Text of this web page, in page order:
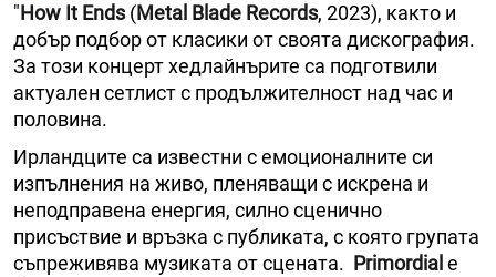
"How It Ends (Metal Blade Records, 2023), както и
добър подбор от класики от своята дискография.
За този концерт хедлайнърите са подготвили
актуален сетлист с продължителност над час и
половина.
Ирландците са известни с емоционалните си
изпълнения на живо, пленяващи с искрена и
неподправена енергия, силно сценично
присъствие и връзка с публиката, с която групата
съпреживява музиката от сцената. Primordial е